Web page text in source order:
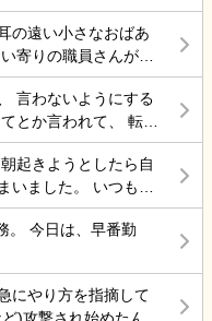
大腿骨を骨折しまし
らは認知症も進行し
要介護1だったもの
れ以外の補償につい
っている方にお伺い
れることが多いので
る保険で対応するケ
の遠い小さなおばあ
寄りの職員さんが来
きなこえで話してる
り言で返してて笑い
言わないようにする
、 本人達分からない
なきゃ』 これで終わ
打ちどころ悪かった
いました。 いつも行
すが、いつもなら楽
家に戻ろとして 外に
なく出てくるので 接
した。 隠れ熱中症か
を飲ませてもらい要
。 今日は、早番勤
にやり方を指摘して
)攻撃され始めたんだ